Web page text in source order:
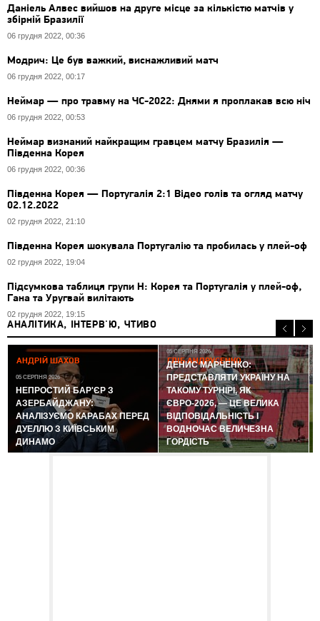
Даніель Алвес вийшов на друге місце за кількістю матчів у
збірній Бразилії
06 грудня 2022, 00:36
Модрич: Це був важкий, виснажливий матч
06 грудня 2022, 00:17
Неймар — про травму на ЧС-2022: Днями я проплакав всю ніч
06 грудня 2022, 00:53
Неймар визнаний найкращим гравцем матчу Бразилія —
Південна Корея
06 грудня 2022, 00:36
Південна Корея — Португалія 2:1 Відео голів та огляд матчу
02.12.2022
02 грудня 2022, 21:10
Південна Корея шокувала Португалію та пробилась у плей-оф
02 грудня 2022, 19:04
Підсумкова таблиця групи Н: Корея та Португалія у плей-оф,
Гана та Уругвай вилітають
02 грудня 2022, 19:15
АНАЛІТИКА, ІНТЕРВ'Ю, ЧТИВО
АНДРІЙ ШАХОВ
05 СЕРПНЯ 2026
НЕПРОСТИЙ БАР'ЄР З
АЗЕРБАЙДЖАНУ:
АНАЛІЗУЄМО КАРАБАХ ПЕРЕД
ДУЕЛЛЮ З КИЇВСЬКИМ
ДИНАМО
ГЛІБ АНДРУСЕНКО
05 СЕРПНЯ 2026
ДЕНИС МАРЧЕНКО:
ПРЕДСТАВЛЯТИ УКРАЇНУ НА
ТАКОМУ ТУРНІРІ, ЯК
ЄВРО-2026, — ЦЕ ВЕЛИКА
ВІДПОВІДАЛЬНІСТЬ І
ВОДНОЧАС ВЕЛИЧЕЗНА
ГОРДІСТЬ